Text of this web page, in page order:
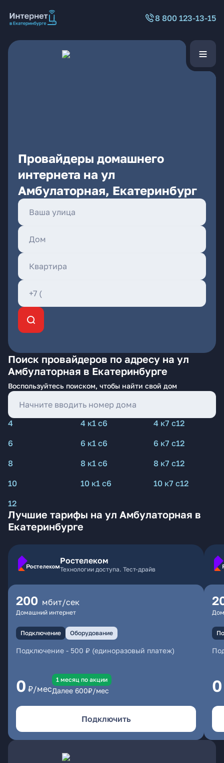
8 800 123-13-15
Провайдеры домашнего
интернета на ул
Амбулаторная, Екатеринбург
Поиск провайдеров по адресу на ул
Амбулаторная в Екатеринбурге
Воспользуйтесь поиском, чтобы найти свой дом
4 4 к1 с6
4 к7 с12
6
6 к1 с6
6 к7 с12
8
8 к1 с6
8 к7 с12
10
10 к1 с6
10 к7 с12
12
Лучшие тарифы на ул Амбулаторная в
Екатеринбурге
Ростелеком
Технологии доступа. Тест-драйв
200 мбит/сек
Домашний интернет
Подключение Оборудование
Подключение - 500 ₽ (единоразовый платеж)
0 ₽/мес
1 месяц по акции
Далее 600₽/мес
Подключить
0